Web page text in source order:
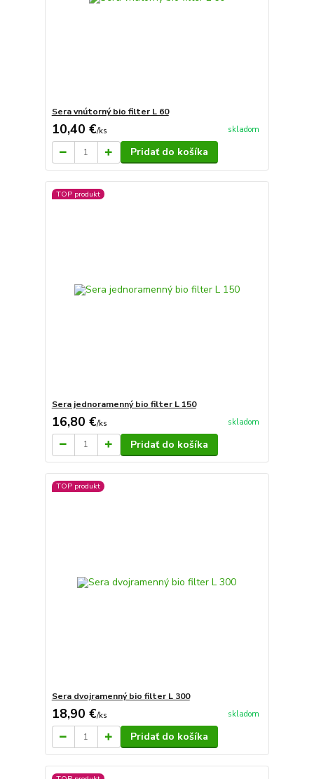
Sera vnútorný bio filter L 60
10,40 €/ks skladom
Pridať do košíka
TOP produkt
Sera jednoramenný bio filter L 150
16,80 €/ks skladom
Pridať do košíka
TOP produkt
Sera dvojramenný bio filter L 300
18,90 €/ks skladom
Pridať do košíka